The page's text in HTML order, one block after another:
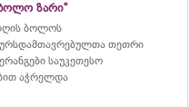
ზარი“
ბოლოს
თეთრი
საუკეთესო
აჭრელდა